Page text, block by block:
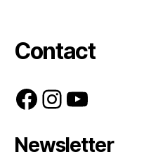
Contact
Facebook
Instagram
YouTube
Newsletter